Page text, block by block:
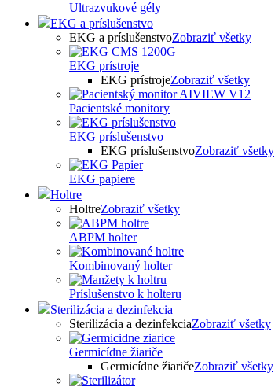
Ultrazvukové gély
EKG a príslušenstvo
EKG a príslušenstvoZobraziť všetky
EKG prístroje
EKG prístrojeZobraziť všetky
Pacientské monitory
EKG príslušenstvo
EKG príslušenstvoZobraziť všetky
EKG papiere
Holtre
HoltreZobraziť všetky
ABPM holter
Kombinovaný holter
Príslušenstvo k holteru
Sterilizácia a dezinfekcia
Sterilizácia a dezinfekciaZobraziť všetky
Germicídne žiariče
Germicídne žiaričeZobraziť všetky